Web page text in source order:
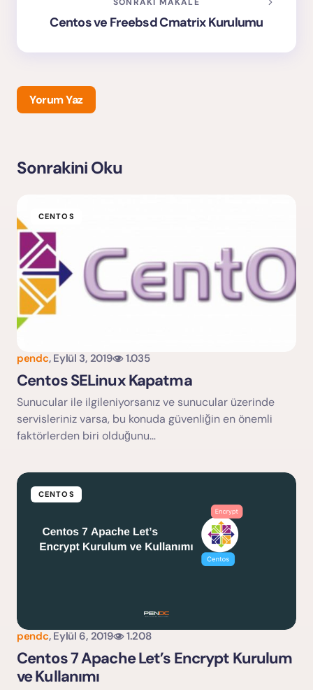
Centos ve Freebsd Cmatrix Kurulumu
Yorum Yaz
E-posta adresiniz yayınlanmayacak.
Yorumu Gönder
Sonrakini Oku
CENTOS
pendc, Eylül 3, 2019 1.035
Centos SELinux Kapatma
Sunucular ile ilgileniyorsanız ve sunucular üzerinde
servisleriniz varsa, bu konuda güvenliğin en önemli
faktörlerden biri olduğunu…
CENTOS
pendc, Eylül 6, 2019 1.208
Centos 7 Apache Let’s Encrypt Kurulum
ve Kullanımı